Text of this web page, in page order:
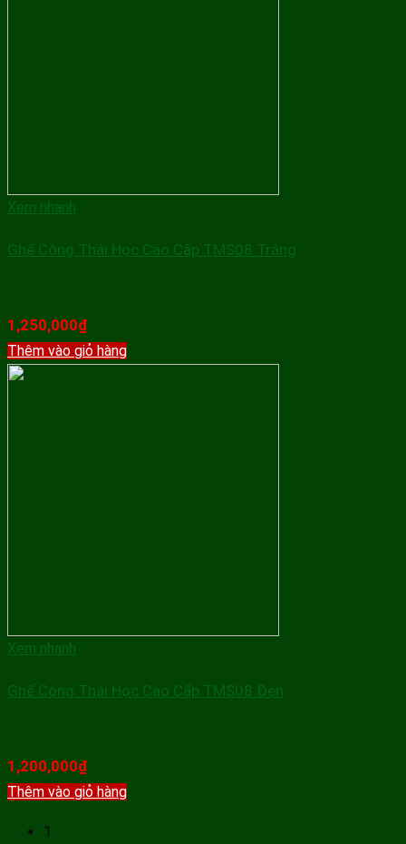
Xem nhanh
Ghế Công Thái Học Cao Cấp TMS08 Trắng
1,250,000₫
Thêm vào giỏ hàng
Xem nhanh
Ghế Công Thái Học Cao Cấp TMS08 Đen
1,200,000₫
Thêm vào giỏ hàng
1